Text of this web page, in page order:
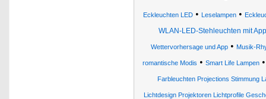
Eckleuchten LED• Leselampen•
WLAN-LED-Stehleuchten mit
Wettervorhersage und App • Musik-
romantische Modis • Smart Life Lampen
Farbleuchten Projections Stimmung
Lichtdesign Projektoren Lichtprofile